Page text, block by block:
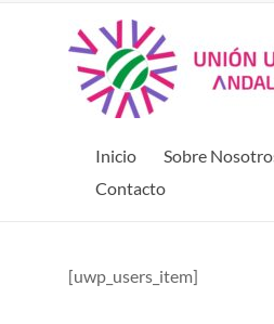
Inicio Sobre
Contacto
[uwp_users_item]